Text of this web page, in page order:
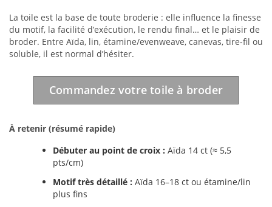
La toile est la base de toute broderie : elle influence la finesse
du motif, la facilité d’exécution, le rendu final… et le plaisir de
broder. Entre Aïda, lin, étamine/evenweave, canevas, tire-fil ou
soluble, il est normal d’hésiter.
Commandez votre toile à broder
À retenir (résumé rapide)
Débuter au point de croix : Aïda 14 ct (≈ 5,5
pts/cm)
Motif très détaillé : Aïda 16–18 ct ou étamine/lin
plus fins